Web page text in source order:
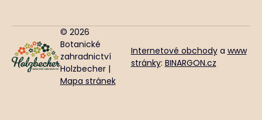
© 2026
Botanické
zahradnictví
Holzbecher |
Mapa stránek
Internetové obchodya www
stránky: BINARGON.cz